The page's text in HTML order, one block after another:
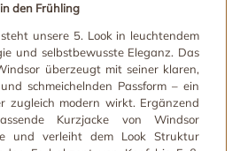
den Frühling
unsere 5. Look in leuchtendem
und selbstbewusste Eleganz. Das
überzeugt mit seiner klaren,
schmeichelnden Passform – ein
zugleich modern wirkt. Ergänzend
Kurzjacke von Windsor
und verleiht dem Look Struktur